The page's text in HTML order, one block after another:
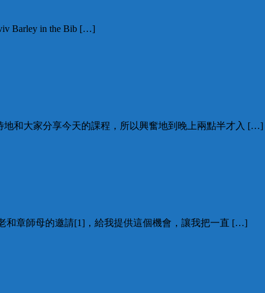
Barley in the Bib […]
地和大家分享今天的課程，所以興奮地到晚上兩點半才入 […]
和章師母的邀請[1]，給我提供這個機會，讓我把一直 […]